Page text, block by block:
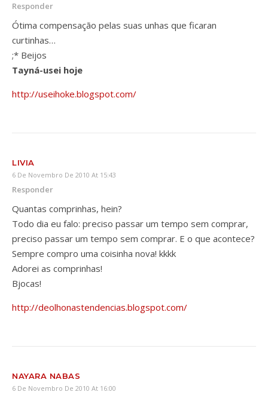
Responder
Ótima compensação pelas suas unhas que ficaran
curtinhas…
;* Beijos
Tayná-usei hoje
http://useihoke.blogspot.com/
LIVIA
6 De Novembro De 2010 At 15:43
Responder
Quantas comprinhas, hein?
Todo dia eu falo: preciso passar um tempo sem comprar,
preciso passar um tempo sem comprar. E o que acontece?
Sempre compro uma coisinha nova! kkkk
Adorei as comprinhas!
Bjocas!
http://deolhonastendencias.blogspot.com/
NAYARA NABAS
6 De Novembro De 2010 At 16:00